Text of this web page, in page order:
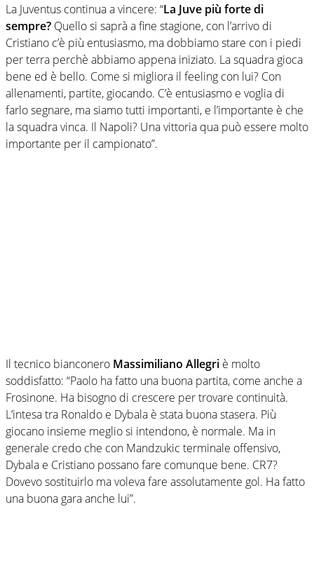
La Juventus continua a vincere: “La Juve più forte di
sempre? Quello si saprà a fine stagione, con l’arrivo di
Cristiano c’è più entusiasmo, ma dobbiamo stare con i piedi
per terra perchè abbiamo appena iniziato. La squadra gioca
bene ed è bello. Come si migliora il feeling con lui? Con
allenamenti, partite, giocando. C’è entusiasmo e voglia di
farlo segnare, ma siamo tutti importanti, e l’importante è che
la squadra vinca. Il Napoli? Una vittoria qua può essere molto
importante per il campionato”.
Il tecnico bianconero Massimiliano Allegri è molto
soddisfatto: “Paolo ha fatto una buona partita, come anche a
Frosinone. Ha bisogno di crescere per trovare continuità.
L’intesa tra Ronaldo e Dybala è stata buona stasera. Più
giocano insieme meglio si intendono, è normale. Ma in
generale credo che con Mandzukic terminale offensivo,
Dybala e Cristiano possano fare comunque bene. CR7?
Dovevo sostituirlo ma voleva fare assolutamente gol. Ha fatto
una buona gara anche lui”.